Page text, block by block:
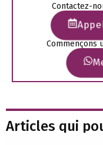
Contactez-
Commençons
Articles qui